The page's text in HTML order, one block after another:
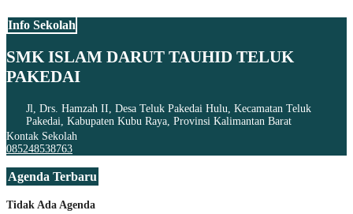
Info Sekolah
SMK ISLAM DARUT TAUHID TELUK
PAKEDAI
Jl, Drs. Hamzah II, Desa Teluk Pakedai Hulu, Kecamatan Teluk
Pakedai, Kabupaten Kubu Raya, Provinsi Kalimantan Barat
Kontak Sekolah
085248538763
Agenda Terbaru
Tidak Ada Agenda